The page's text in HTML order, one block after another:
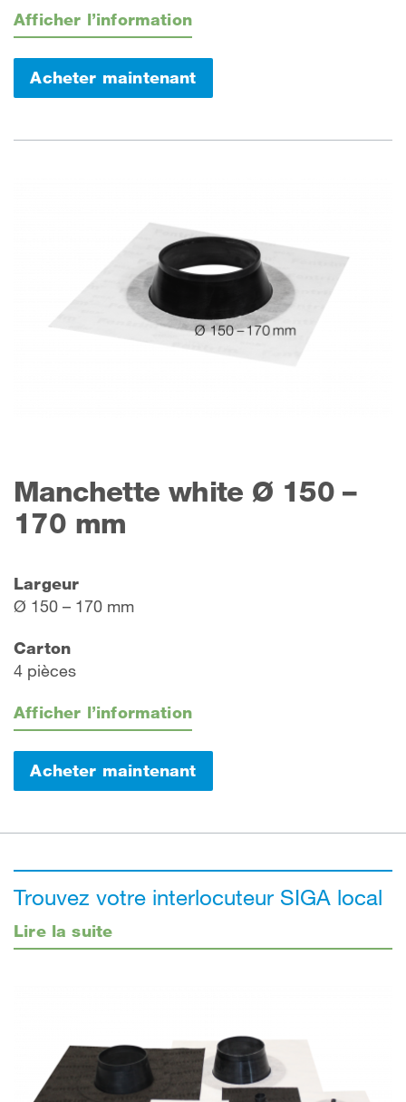
Afficher l’information
Acheter maintenant
Manchette white Ø 150 –
170 mm
Largeur
Ø 150 – 170 mm
Carton
4 pièces
Afficher l’information
Acheter maintenant
Trouvez votre interlocuteur SIGA local
Lire la suite